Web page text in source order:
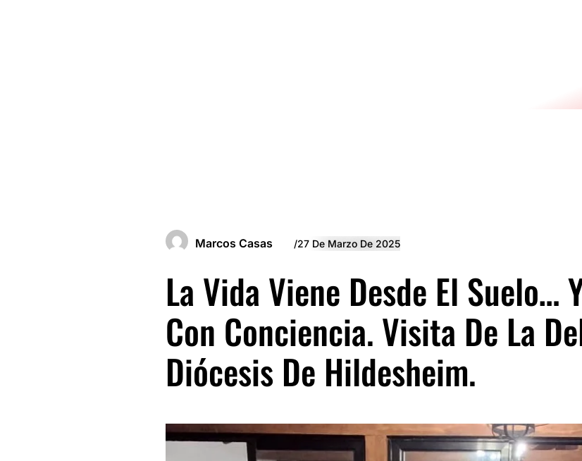
Marcos Casas /27 De Marzo De 2025
La Vida Viene Desde El Suelo…
Con Conciencia. Visita De La
Diócesis De Hildesheim.